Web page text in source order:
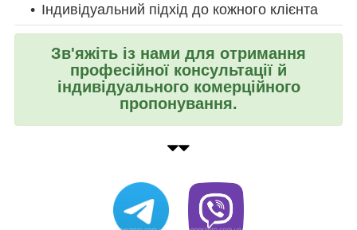
Індивідуальний підхід до кожного клієнта
Зв'яжіть із нами для отримання
професійної консультації й
індивідуального комерційного
пропонування.